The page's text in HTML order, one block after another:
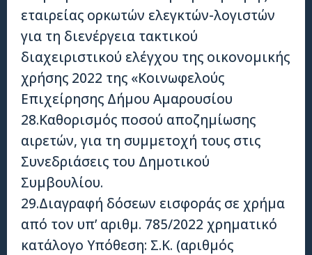
εταιρείας ορκωτών ελεγκτών-λογιστών
για τη διενέργεια τακτικού
διαχειριστικού ελέγχου της οικονομικής
χρήσης 2022 της «Κοινωφελούς
Επιχείρησης Δήμου Αμαρουσίου
28.Καθορισμός ποσού αποζημίωσης
αιρετών, για τη συμμετοχή τους στις
Συνεδριάσεις του Δημοτικού
Συμβουλίου.
29.Διαγραφή δόσεων εισφοράς σε χρήμα
από τον υπ’ αριθμ. 785/2022 χρηματικό
κατάλογο Υπόθεση: Σ.Κ. (αριθμός